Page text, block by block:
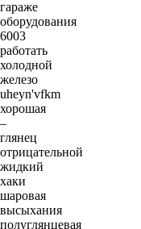
гараже
оборудования
6003
работать
холодной
железо
uheyn'vfkm
хорошая
–
глянец
отрицательной
жидкий
хаки
шаровая
высыхания
полуглянцевая